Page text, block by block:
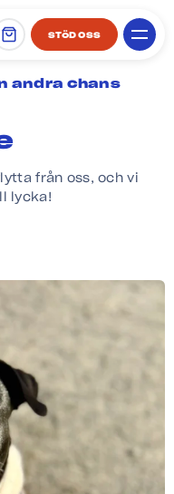
STÖD OSS
andra chans
från oss, och vi
lycka!